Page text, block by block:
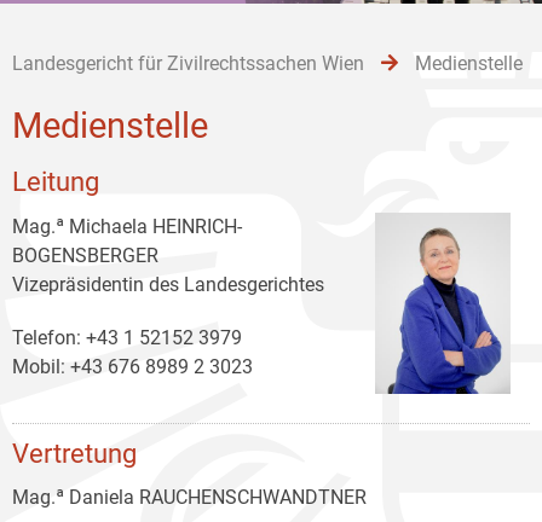
Landesgericht für Zivilrechtssachen Wien Medienstelle
Medienstelle
Leitung
Mag.ª Michaela HEINRICH-
BOGENSBERGER
Vizepräsidentin des Landesgerichtes
Telefon: +43 1 52152 3979
Mobil: +43 676 8989 2 3023
Vertretung
Mag.ª Daniela RAUCHENSCHWANDTNER